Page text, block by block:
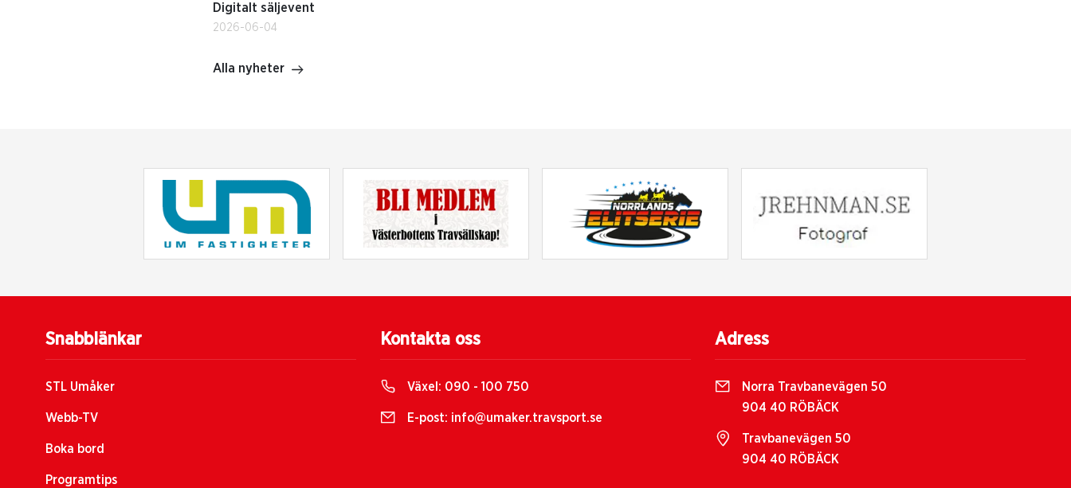
Digitalt säljevent
2026-06-04
Alla nyheter
Snabblänkar
STL Umåker
Webb-TV
Boka bord
Programtips
Kontakta oss
Växel: 090 - 100 750
E-post: info@umaker.travsport.se
Adress
Norra Travbanevägen 50
904 40 RÖBÄCK
Travbanevägen 50
904 40 RÖBÄCK